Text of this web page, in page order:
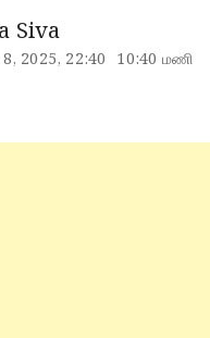
Siva
2025, 22:40 10:40 மணி